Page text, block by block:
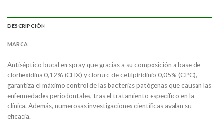
DESCRIPCIÓN
MARCA
Antiséptico bucal en spray que gracias a su composición a base de
clorhexidina 0,12% (CHX) y cloruro de cetilpiridinio 0,05% (CPC),
garantiza el máximo control de las bacterias patógenas que causan las
enfermedades periodontales, tras el tratamiento específico en la
clínica. Además, numerosas investigaciones científicas avalan su
eficacia.